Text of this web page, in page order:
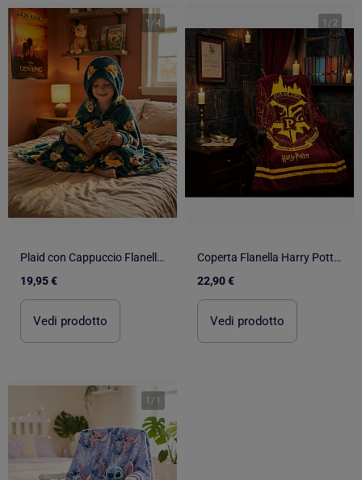
1 /4
Plaid con Cappuccio Flanella Il Re Leone Simba 120x150cm – Morbido e Caldo – Licenza Ufficiale Disne
19,95 €
Vedi prodotto
1 / 2
Coperta Flanella Harry Potter Hogwarts 130x160cm – Stemma Dorato – Licenza Ufficiale Warner Bros.
22,90 €
Vedi prodotto
1 / 1